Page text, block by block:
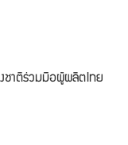
ชาติร่วมมือผู้ผลิตไทย